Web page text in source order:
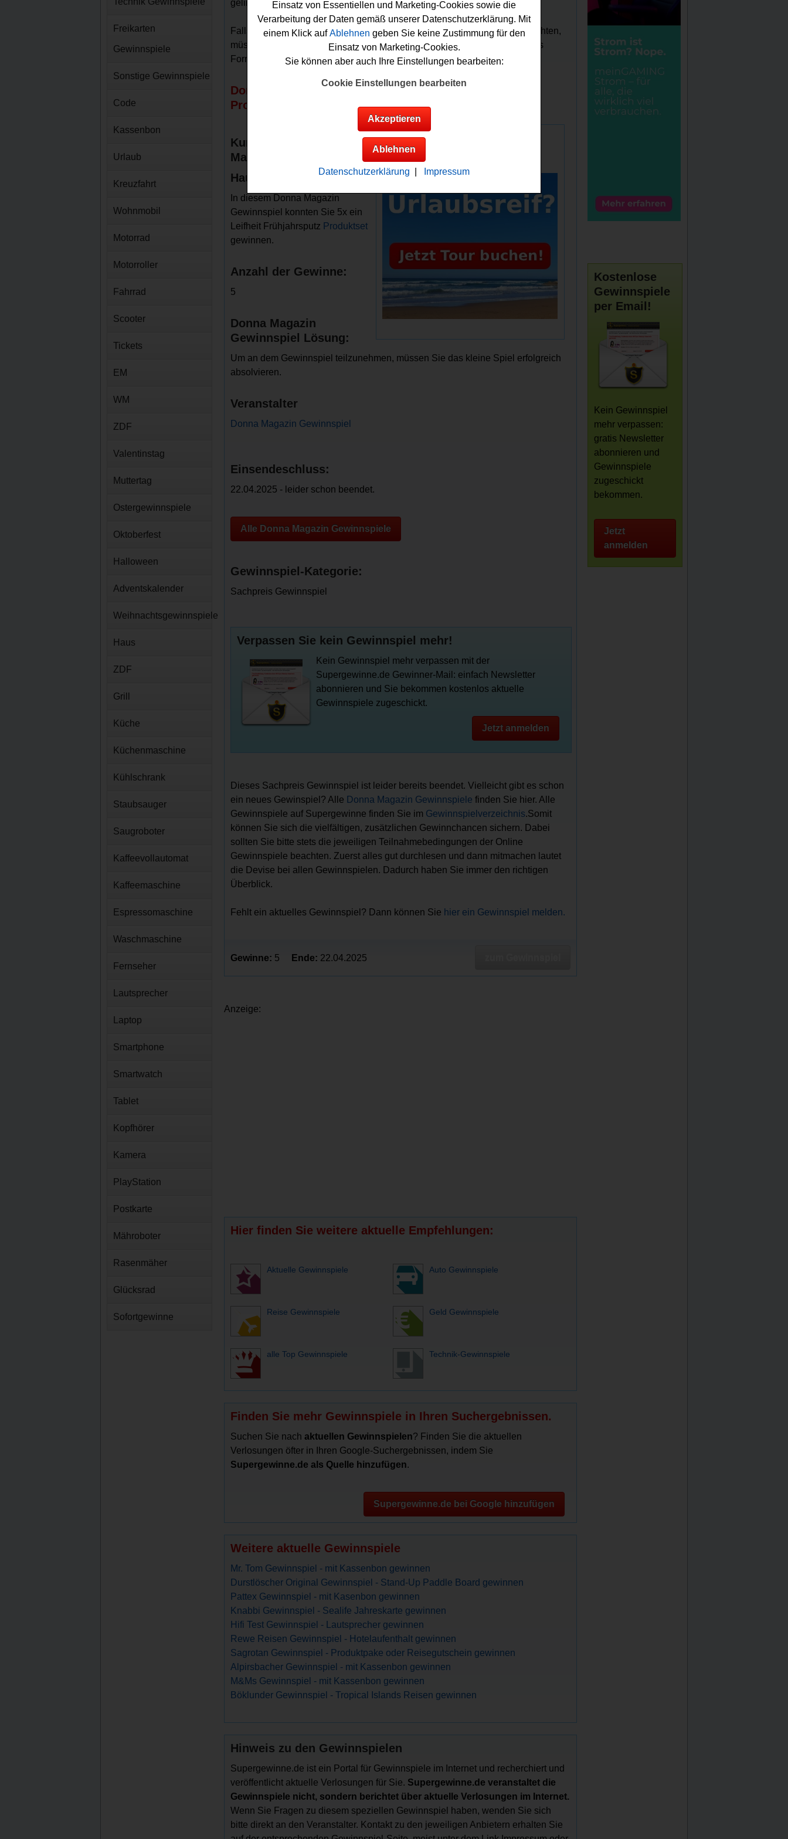
gelingen und Ihr Zuhause erstrahlt im Handumdrehen in neuem Glanz.
Falls Sie an dem Gewinnspiel das Donna-Magazins gratis teilnehmen möchten,
müssen Sie nur flink das kleine Puzzle-Spiel lösen und können danach das
Formular ausfüllen. viel Spaß bei der Teilnahme!
Donna Magazin verlost 5x ein Leifheit Frühjahrsputz
Produktset
Anzeige:
Kurz-Infos zum Donna
Magazin Gewinnspiel
Hauptgewinne:
In diesem Donna Magazin
Gewinnspiel konnten Sie 5x ein
Leifheit Frühjahrsputz Produktset
gewinnen.
Anzahl der Gewinne:
5
Donna Magazin
Gewinnspiel Lösung:
Um an dem Gewinnspiel teilzunehmen, müssen Sie das kleine Spiel erfolgreich
absolvieren.
Veranstalter
Donna Magazin Gewinnspiel
Einsendeschluss:
22.04.2025 - leider schon beendet.
Alle Donna Magazin Gewinnspiele
Gewinnspiel-Kategorie:
Sachpreis Gewinnspiel
Verpassen Sie kein Gewinnspiel mehr!
Kein Gewinnspiel mehr verpassen mit der
Supergewinne.de Gewinner-Mail: einfach Newsletter
abonnieren und Sie bekommen kostenlos aktuelle
Gewinnspiele zugeschickt.
Jetzt anmelden
Dieses Sachpreis Gewinnspiel ist leider bereits beendet. Vielleicht gibt es schon
ein neues Gewinspiel? Alle Donna Magazin Gewinnspiele finden Sie hier. Alle
Gewinnspiele auf Supergewinne finden Sie im Gewinnspielverzeichnis.Somit
können Sie sich die vielfältigen, zusätzlichen Gewinnchancen sichern. Dabei
sollten Sie bitte stets die jeweiligen Teilnahmebedingungen der Online
Gewinnspiele beachten. Zuerst alles gut durchlesen und dann mitmachen lautet
die Devise bei allen Gewinnspielen. Dadurch haben Sie immer den richtigen
Überblick.
Fehlt ein aktuelles Gewinnspiel? Dann können Sie hier ein Gewinnspiel melden.
Gewinne: 5 Ende: 22.04.2025
Anzeige:
Hier finden Sie weitere aktuelle Empfehlungen:
Aktuelle Gewinnspiele Auto Gewinnspiele
Reise Gewinnspiele Geld Gewinnspiele
alle Top Gewinnspiele Technik-Gewinnspiele
Finden Sie mehr Gewinnspiele in Ihren Suchergebnissen.
Suchen Sie nach aktuellen Gewinnspielen? Finden Sie die aktuellen
Verlosungen öfter in Ihren Google-Suchergebnissen, indem Sie
Supergewinne.de als Quelle hinzufügen.
Supergewinne.de bei Google hinzufügen
Weitere aktuelle Gewinnspiele
Mr. Tom Gewinnspiel - mit Kassenbon gewinnen
Durstlöscher Original Gewinnspiel - Stand-Up Paddle Board gewinnen
Pattex Gewinnspiel - mit Kasenbon gewinnen
Knabbi Gewinnspiel - Sealife Jahreskarte gewinnen
Hifi Test Gewinnspiel - Lautsprecher gewinnen
Rewe Reisen Gewinnspiel - Hotelaufenthalt gewinnen
Sagrotan Gewinnspiel - Produktpake oder Reisegutschein gewinnen
Alpirsbacher Gewinnspiel - mit Kassenbon gewinnen
M&Ms Gewinnspiel - mit Kassenbon gewinnen
Böklunder Gewinnspiel - Tropical Islands Reisen gewinnen
Hinweis zu den Gewinnspielen
Supergewinne.de ist ein Portal für Gewinnspiele im Internet und recherchiert und
veröffentlicht aktuelle Verlosungen für Sie. Supergewinne.de veranstaltet die
Gewinnspiele nicht, sondern berichtet über aktuelle Verlosungen im Internet.
Wenn Sie Fragen zu diesem speziellen Gewinnspiel haben, wenden Sie sich
bitte direkt an den Veranstalter. Kontakt zu den jeweiligen Anbietern erhalten Sie
Freikarten
Gewinnspiele
Sonstige Gewinnspiele
Code
Kassenbon
Urlaub
Kreuzfahrt
Wohnmobil
Motorrad
Motorroller
Fahrrad
Scooter
Tickets
EM
WM
ZDF
Valentinstag
Muttertag
Ostergewinnspiele
Oktoberfest
Halloween
Adventskalender
Weihnachtsgewinnspiele
Haus
ZDF
Grill
Küche
Küchenmaschine
Kühlschrank
Staubsauger
Saugroboter
Kaffeevollautomat
Kaffeemaschine
Espressomaschine
Waschmaschine
Fernseher
Lautsprecher
Laptop
Smartphone
Smartwatch
Tablet
Kopfhörer
Kamera
PlayStation
Postkarte
Mähroboter
Rasenmäher
Glücksrad
Sofortgewinne
Kostenlose
Gewinnspiele
per Email!
Kein Gewinnspiel
mehr verpassen:
gratis Newsletter
abonnieren und
Gewinnspiele
zugeschickt
bekommen.
Jetzt
anmelden
Einsatz von Essentiellen und Marketing-Cookies sowie die
Verarbeitung der Daten gemäß unserer Datenschutzerklärung. Mit
einem Klick aufAblehnen geben Sie keine Zustimmung für den
Einsatz von Marketing-Cookies.
Sie können aber auch Ihre Einstellungen bearbeiten:
Cookie Einstellungen bearbeiten
Akzeptieren
Ablehnen
Datenschutzerklärung Impressum